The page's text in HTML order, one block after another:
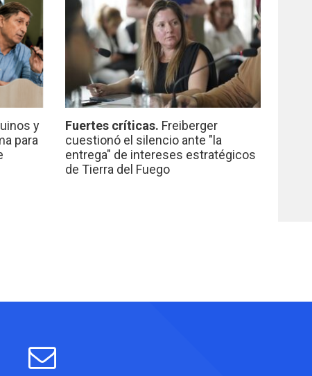
y
para
Fuertes críticas. Freiberger
cuestionó el silencio ante "la
entrega" de intereses estratégicos
de Tierra del Fuego